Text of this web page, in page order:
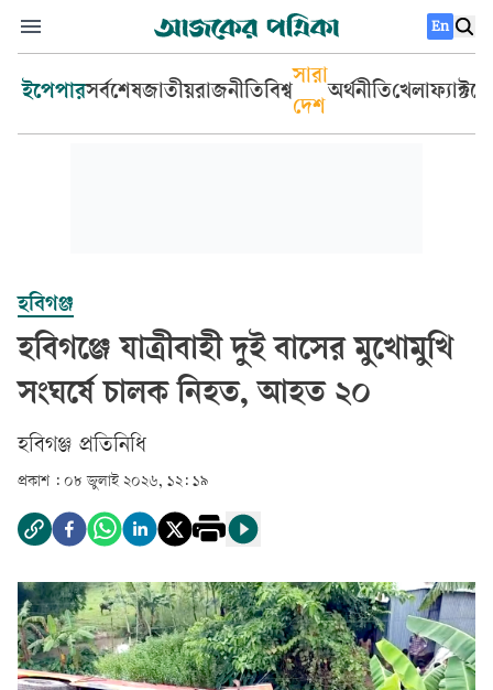
En
ইপেপারসর্বশেষজাতীয়রাজনীতিবিশ্ব
সারা
দেশ
অর্থনীতিখেলা
হবিগঞ্জ
হবিগঞ্জে যাত্রীবাহী দুই বাসের মুখোমুখি
সংঘর্ষে চালক নিহত, আহত ২০
হবিগঞ্জ প্রতিনিধি
প্রকাশ : ০৮ জুলাই ২০২৬, ১২: ১৯